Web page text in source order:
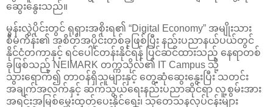
ဆွေးနွေးသည်။
မွန်းလွဲပိုင်းတွင် ရုရှားအစိုးရ၏ “Digital Economy” အမျိုးသား
စီမံကိန်း၏ အစိတ်အပိုင်းတစ်ခုဖြစ်ပြီး နည်းပညာနယ်ပယ်တွင်
နိုင်ငံတကာနှင့် ရင်ပေါင်တန်းနိုင်ရန် ပြင်ဆင်ထားသည့် နေရာတစ်
ခုဖြစ်သည့် NEIMARK တက္ကသိုလ်၏ IT Campus သို့
သွားရောက်၍ တာဝန်ရှိသူများနှင့် တွေ့ဆုံဆွေးနွေးပြီး သတင်း
အချက်အလက်နှင့် ဆက်သွယ်ရေးနည်းပညာဆိုင်ရာ လူ့စွမ်းအား
အရင်းအမြစ်မွေးထုတ်ပေးနိုင်ရေး၊ သုတေသနလုပ်ငန်းများ